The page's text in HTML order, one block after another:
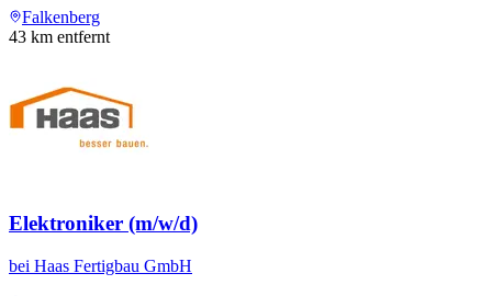
Falkenberg
43 km entfernt
Elektroniker (m/w/d)
bei Haas Fertigbau GmbH